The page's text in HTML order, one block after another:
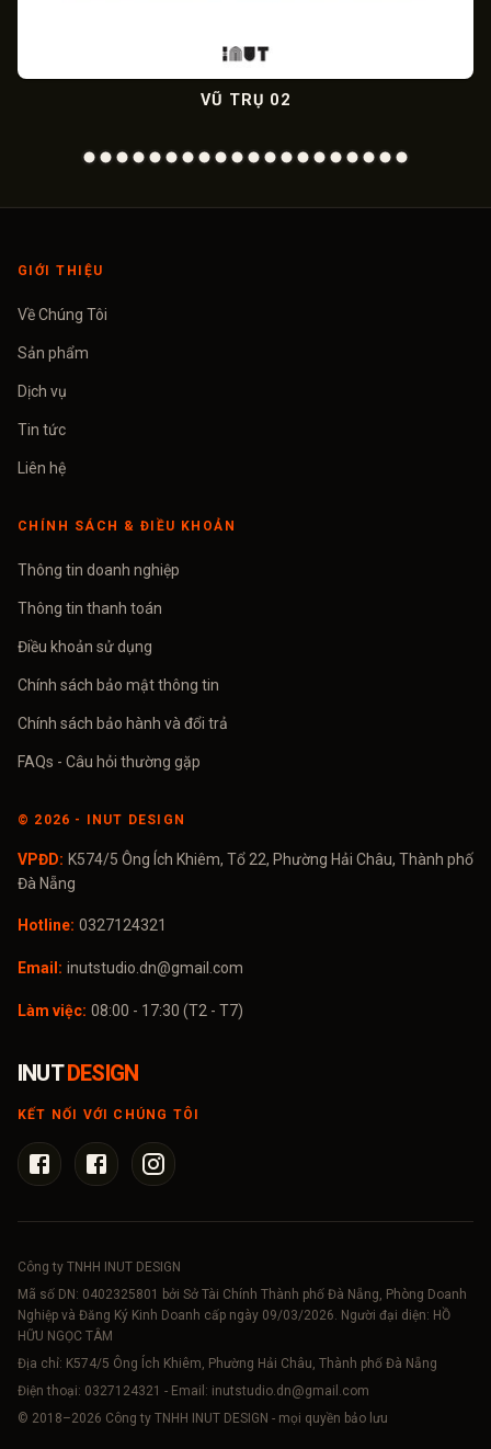
GIỚI THIỆU
Về Chúng Tôi
Sản phẩm
Dịch vụ
Tin tức
Liên hệ
CHÍNH SÁCH & ĐIỀU KHOẢN
Thông tin doanh nghiệp
Thông tin thanh toán
Điều khoản sử dụng
Chính sách bảo mật thông tin
Chính sách bảo hành và đổi trả
FAQs - Câu hỏi thường gặp
© 2026 - INUT DESIGN
VPĐD: K574/5 Ông Ích Khiêm, Tổ 22, Phường Hải Châu, Thành phố
Đà Nẵng
Hotline: 0327124321
Email: inutstudio.dn@gmail.com
Làm việc: 08:00 - 17:30 (T2 - T7)
INUT DESIGN
KẾT NỐI VỚI CHÚNG TÔI
Công ty TNHH INUT DESIGN
Mã số DN: 0402325801
bởi Sở Tài Chính Thành phố Đà Nẵng, Phòng Doanh
Nghiệp và Đăng Ký Kinh Doanh cấp ngày 09/03/2026. Người đại diện: HỒ
HỮU NGỌC TÂM
Địa chỉ: K574/5 Ông Ích Khiêm, Phường Hải Châu, Thành phố Đà Nẵng
Điện thoại: 0327124321 - Email: inutstudio.dn@gmail.com
© 2018–2026 Công ty TNHH INUT DESIGN - mọi quyền bảo lưu